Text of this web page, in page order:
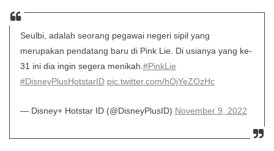
Seulbi, adalah seorang pegawai negeri sipil yang
merupakan pendatang baru di Pink Lie. Di usianya yang ke-
31 ini dia ingin segera menikah. #PinkLie
#DisneyPlusHotstarID pic.twitter.com/hOjYeZOzHc
— Disney+ Hotstar ID (@DisneyPlusID) November 9, 2022